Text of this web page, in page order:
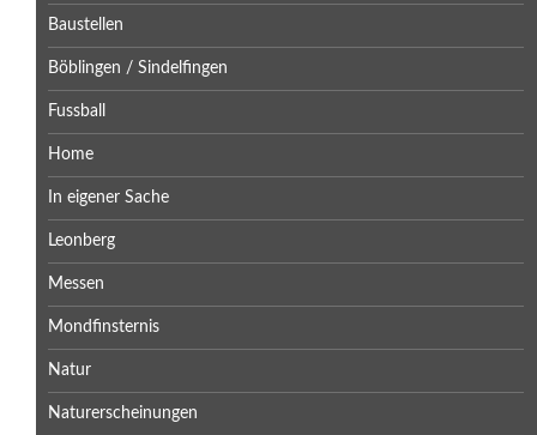
Baustellen
Böblingen / Sindelfingen
Fussball
Home
In eigener Sache
Leonberg
Messen
Mondfinsternis
Natur
Naturerscheinungen